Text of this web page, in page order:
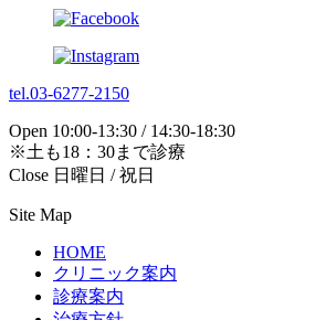
tel.03-6277-2150
Open 10:00-13:30 / 14:30-18:30
※土も18：30まで診療
Close 日曜日 / 祝日
Site Map
HOME
クリニック案内
診療案内